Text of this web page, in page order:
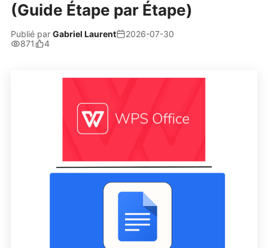
(Guide Étape par Étape)
Publié par Gabriel Laurent
2026-07-30
871
4